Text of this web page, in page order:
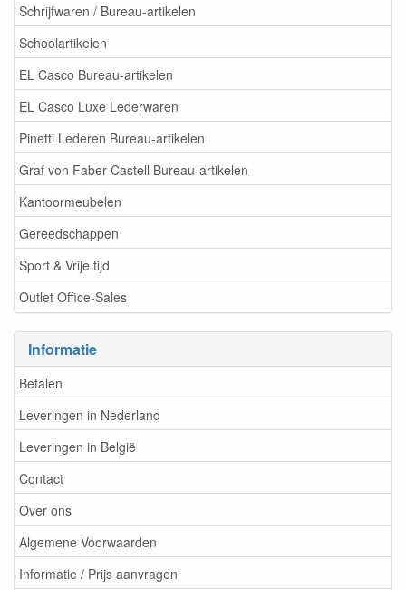
Schrijfwaren / Bureau-artikelen
Schoolartikelen
EL Casco Bureau-artikelen
EL Casco Luxe Lederwaren
Pinetti Lederen Bureau-artikelen
Graf von Faber Castell Bureau-artikelen
Kantoormeubelen
Gereedschappen
Sport & Vrije tijd
Outlet Office-Sales
Informatie
Betalen
Leveringen in Nederland
Leveringen in België
Contact
Over ons
Algemene Voorwaarden
Informatie / Prijs aanvragen